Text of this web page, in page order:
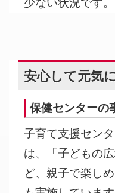
少ない状況です。
安心して元気
保健センターの
子育て支援セン
は、「子どもの
ど、親子で楽し